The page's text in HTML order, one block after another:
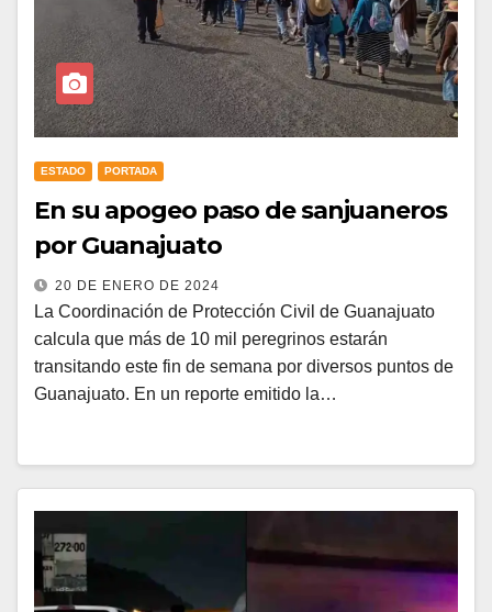
ESTADO PORTADA
En su apogeo paso de sanjuaneros
por Guanajuato
20 DE ENERO DE 2024
La Coordinación de Protección Civil de Guanajuato
calcula que más de 10 mil peregrinos estarán
transitando este fin de semana por diversos puntos de
Guanajuato. En un reporte emitido la…